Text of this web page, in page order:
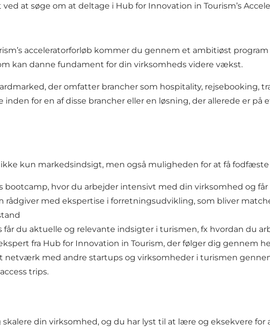
at søge om at deltage i Hub for Innovation in Tourism’s
acceleratorforløb kommer du gennem et ambitiøst
kan danne fundament for din virksomheds videre vækst.
der omfatter brancher som hospitality, rejsebooking,
for en af disse brancher eller en løsning, der allerede er
kun markedsindsigt, men også muligheden for at få
bootcamp, hvor du arbejder intensivt med din virksomhed og
rådgiver med ekspertise i forretningsudvikling, som bliver
får du aktuelle og relevante indsigter i turismen, fx hvordan du
fra Hub for Innovation in Tourism, der følger dig gennem
netværk med andre startups og virksomheder i turismen
trips.
din virksomhed, og du har lyst til at lære og eksekvere for